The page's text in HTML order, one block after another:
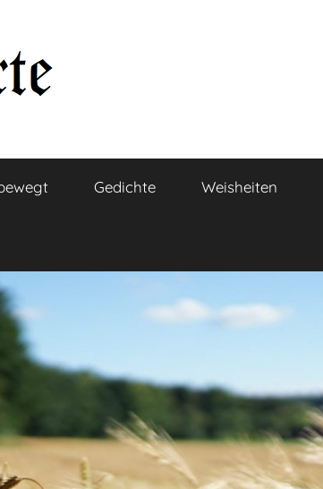
Gedichte Weisheiten